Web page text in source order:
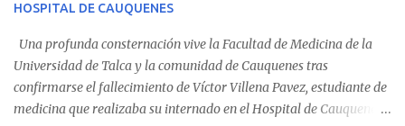
HOSPITAL DE CAUQUENES
Una profunda consternación vive la Facultad de Medicina de la
Universidad de Talca y la comunidad de Cauquenes tras
confirmarse el fallecimiento de Víctor Villena Pavez, estudiante de
medicina que realizaba su internado en el Hospital de Cauquenes.